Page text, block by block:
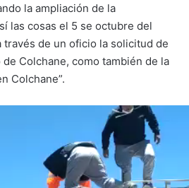
la ampliación de la
las cosas el 5 se octubre del
de un oficio la solicitud de
Colchane, como también de la
Colchane”.